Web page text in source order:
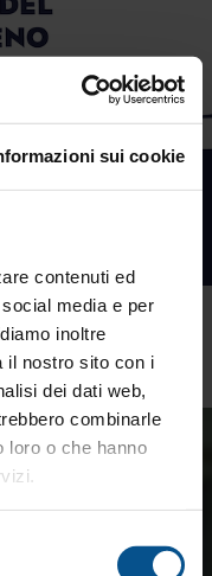
sui cookie
contenuti ed
media e per
inoltre
il nostro sito con i
dei dati web,
combinarle
loro o che hanno
perde valore con
un vero
Finance